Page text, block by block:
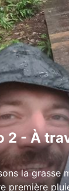
2 - À
la grasse
première